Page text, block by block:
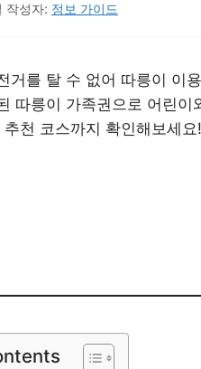
작성자: 정보 가이드
거를 탈 수 없어 따릉이 이
따릉이 가족권으로 어린
천 코스까지 확인해보세요!